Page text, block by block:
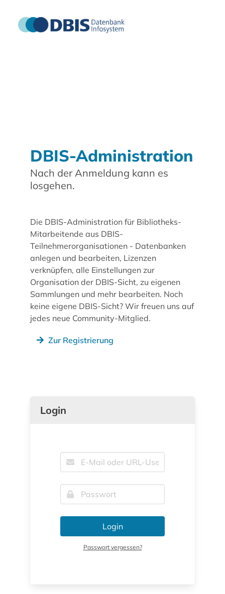
DBIS-Administration
Nach der Anmeldung kann es
losgehen.
Die DBIS-Administration für Bibliotheks-
Mitarbeitende aus DBIS-
Teilnehmerorganisationen - Datenbanken
anlegen und bearbeiten, Lizenzen
verknüpfen, alle Einstellungen zur
Organisation der DBIS-Sicht, zu eigenen
Sammlungen und mehr bearbeiten. Noch
keine eigene DBIS-Sicht? Wir freuen uns auf
jedes neue Community-Mitglied.
Zur Registrierung
Login
Login
Passwort vergessen?